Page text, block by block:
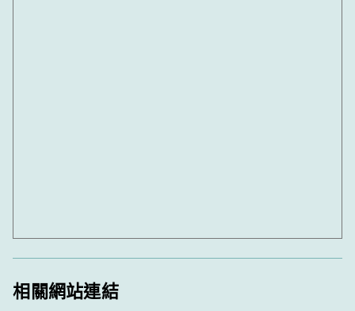
相關網站連結